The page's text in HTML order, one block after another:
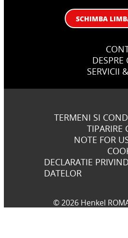
SCHIMBA
DESPRE
SERVICII
TERMENI SI
TIPARIRE
NOTE FOR
DECLARATIE
DATELOR
© 2026 Henkel